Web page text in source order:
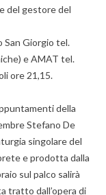
del gestore del
San Giorgio tel.
e AMAT tel.
ore 21,15.
della
Stefano De
singolare del
e prodotta dalla
sul palco salirà
tratto dall’opera di